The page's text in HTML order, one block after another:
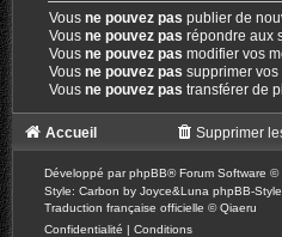
Vousne pouvez pas publier de
Vousne pouvez pas répondre aux
Vousne pouvez pas modifier vos
Vousne pouvez pas supprimer
Vousne pouvez pas transférer de
Accueil Supprimer
Développé parphpBB® Forum Software ©
Style: Carbon by Joyce&Luna phpBB-
Traduction française officielle ©Qiaeru
Confidentialité | Conditions